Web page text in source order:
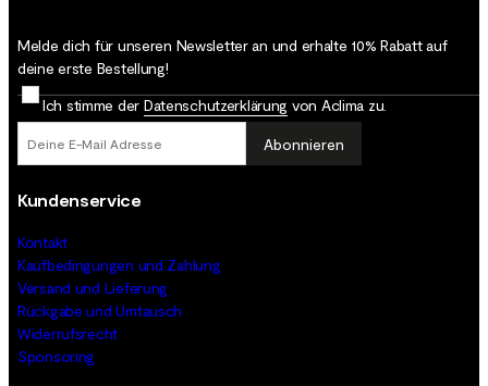
Melde dich für unseren Newsletter an und erhalte 10% Rabatt auf
deine erste Bestellung!
Ich stimme der Datenschutz­erklärung von Aclima zu.
Abonnieren
Kundenservice
Kontakt
Kaufbedingungen und Zahlung
Versand und Lieferung
Rückgabe und Umtausch
Widerrufsrecht
Sponsoring